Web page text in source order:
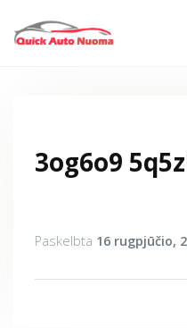
3og6o9
Paskelbta 16 rugpjūčio,